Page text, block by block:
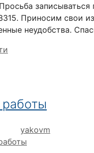
записываться
Приносим свои
неудобства.
yakovm